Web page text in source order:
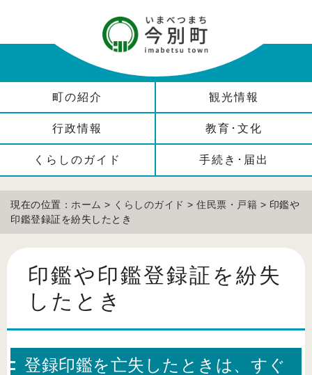
町の紹介 観光情報
行政情報 教育･文化
くらしのガイド 手続き･届出
現在の位置： ホーム > くらしのガイド > 住民票・戸籍 > 印鑑や
印鑑登録証を紛失したとき
印鑑や印鑑登録証を紛失
したとき
登録印鑑を亡失したときは、すぐ